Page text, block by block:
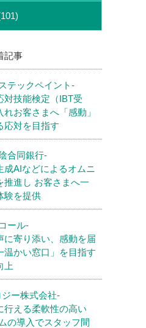
記事
テックペイント-
対技能検定（IBT受
お客さまへ「感動」
応対を目指す
合同銀行-
成AIなどによるオムニ
推進し お客さまへ一
験を提供
ール-
に寄り添い、感動を届
温かい窓口」を目指す
上
ー株式会社-
行える柔軟性の高い
の導入でスタッフ間